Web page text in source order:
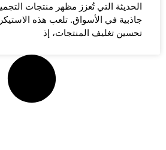
الحديثة التي تُعزز مظهر منتجات
جاذبية في الأسواق. تلعب هذه
تحسين تغليف المنتجات، إذ